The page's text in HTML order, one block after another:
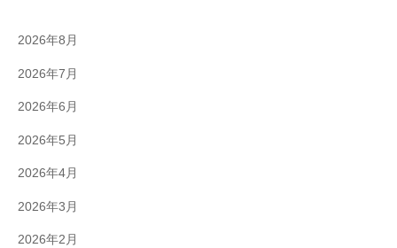
2026年8月
2026年7月
2026年6月
2026年5月
2026年4月
2026年3月
2026年2月